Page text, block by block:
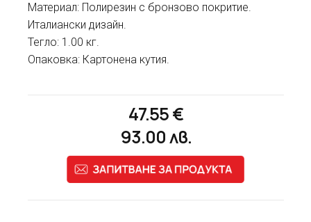
Материал: Полирезин с бронзово покритие.
Италиански дизайн.
Тегло: 1.00 кг.
Опаковка: Картонена кутия.
47.55€
93.00лв.